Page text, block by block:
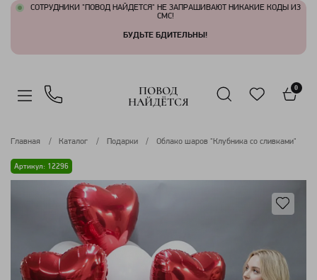
СОТРУДНИКИ "ПОВОД НАЙДЕТСЯ" НЕ ЗАПРАШИВАЮТ НИКАКИЕ КОДЫ ИЗ
СМС!
БУДЬТЕ БДИТЕЛЬНЫ!
ПОВОД
НАЙДЁТСЯ
0
Главная Каталог Подарки Облако шаров "Клубника со сливками"
Артикул: 12296